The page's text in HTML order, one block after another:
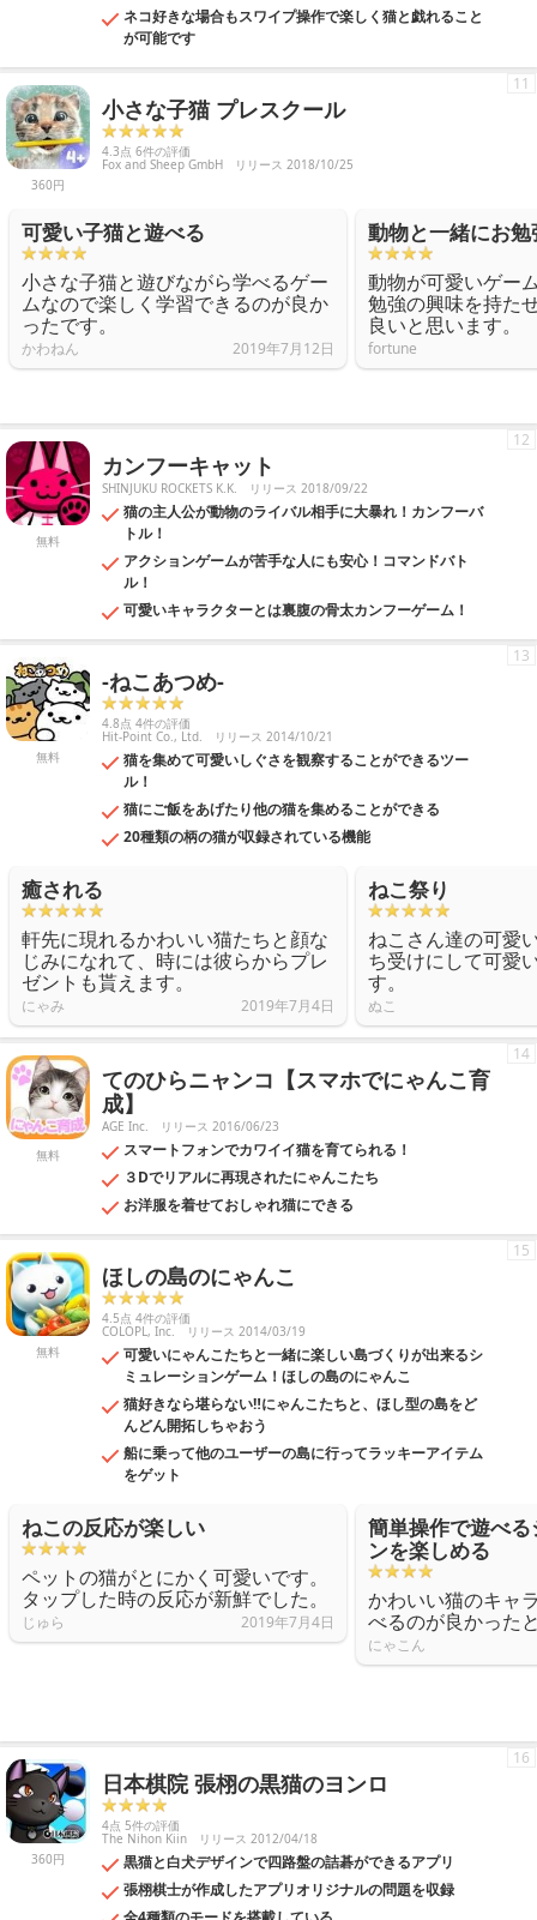
ネコ好きな場合もスワイプ操作で楽しく猫と戯れること
が可能です
360円
小さな子猫 プレスクール
4.3点 6件の評価
Fox and Sheep GmbH リリース 2018/10/25
11
可愛い子猫と遊べる
小さな子猫と遊びながら学べるゲー
ムなので楽しく学習できるのが良か
ったです。
かわねん 2019年7月12日
動物と一緒にお勉
動物が可愛いゲー
勉強の興味を持た
良いと思います。
fortune
無料
カンフーキャット
SHINJUKU ROCKETS K.K. リリース 2018/09/22
猫の主人公が動物のライバル相手に大暴れ！カンフーバ
トル！
アクションゲームが苦手な人にも安心！コマンドバト
ル！
可愛いキャラクターとは裏腹の骨太カンフーゲーム！
12
無料
-ねこあつめ-
4.8点 4件の評価
Hit-Point Co., Ltd. リリース 2014/10/21
猫を集めて可愛いしぐさを観察することができるツー
ル！
猫にご飯をあげたり他の猫を集めることができる
20種類の柄の猫が収録されている機能
13
癒される
軒先に現れるかわいい猫たちと顔な
じみになれて、時には彼らからプレ
ゼントも貰えます。
にゃみ 2019年7月4日
ねこ祭り
ねこさん達の可愛
ち受けにして可愛
す。
ぬこ
無料
てのひらニャンコ【スマホでにゃんこ育
成】
AGE Inc. リリース 2016/06/23
スマートフォンでカワイイ猫を育てられる！
３Dでリアルに再現されたにゃんこたち
お洋服を着せておしゃれ猫にできる
14
無料
ほしの島のにゃんこ
4.5点 4件の評価
COLOPL, Inc. リリース 2014/03/19
可愛いにゃんこたちと一緒に楽しい島づくりが出来るシ
ミュレーションゲーム！ほしの島のにゃんこ
猫好きなら堪らない‼にゃんこたちと、ほし型の島をど
んどん開拓しちゃおう
船に乗って他のユーザーの島に行ってラッキーアイテム
をゲット
15
ねこの反応が楽しい
ペットの猫がとにかく可愛いです。
タップした時の反応が新鮮でした。
じゅら 2019年7月4日
簡単操作で遊べ
ンを楽しめる
かわいい猫のキャ
べるのが良かった
にゃこん
360円
日本棋院 張栩の黒猫のヨンロ
4点 5件の評価
The Nihon Kiin リリース 2012/04/18
黒猫と白犬デザインで四路盤の詰碁ができるアプリ
張栩棋士が作成したアプリオリジナルの問題を収録
16